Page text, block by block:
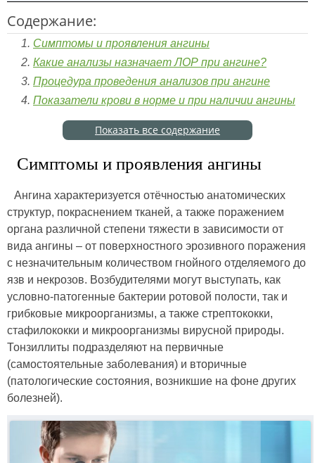
Содержание:
Симптомы и проявления ангины
Какие анализы назначает ЛОР при ангине?
Процедура проведения анализов при ангине
Показатели крови в норме и при наличии ангины
Показать все содержание
Симптомы и проявления ангины
Ангина характеризуется отёчностью анатомических
структур, покраснением тканей, а также поражением
органа различной степени тяжести в зависимости от
вида ангины – от поверхностного эрозивного поражения
с незначительным количеством гнойного отделяемого до
язв и некрозов. Возбудителями могут выступать, как
условно-патогенные бактерии ротовой полости, так и
грибковые микроорганизмы, а также стрептококки,
стафилококки и микроорганизмы вирусной природы.
Тонзиллиты подразделяют на первичные
(самостоятельные заболевания) и вторичные
(патологические состояния, возникшие на фоне других
болезней).